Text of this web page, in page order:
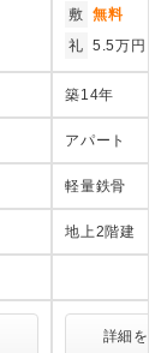
敷 無料
礼 5.5万円
築14年
アパート
軽量鉄骨
地上2階建
詳細を